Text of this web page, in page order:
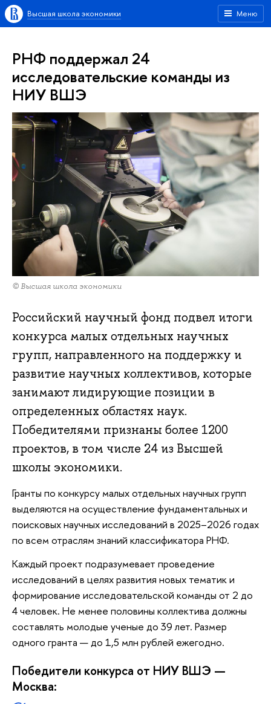
Меню
Высшая школа экономики
РНФ поддержал 24
исследовательские команды из
НИУ ВШЭ
© Высшая школа экономики
Российский научный фонд подвел итоги
конкурса малых отдельных научных
групп, направленного на поддержку и
развитие научных коллективов, которые
занимают лидирующие позиции в
определенных областях наук.
Победителями признаны более 1200
проектов, в том числе 24 из Высшей
школы экономики.
Гранты по конкурсу малых отдельных научных групп
выделяются на осуществление фундаментальных и
поисковых научных исследований в 2025–2026 годах
по всем отраслям знаний классификатора РНФ.
Каждый проект подразумевает проведение
исследований в целях развития новых тематик и
формирование исследовательской команды от 2 до
4 человек. Не менее половины коллектива должны
составлять молодые ученые до 39 лет. Размер
одного гранта — до 1,5 млн рублей ежегодно.
Победители конкурса от НИУ ВШЭ —
Москва: